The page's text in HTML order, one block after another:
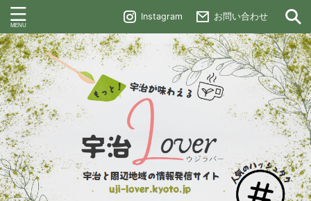
Instagram お問い合わせ